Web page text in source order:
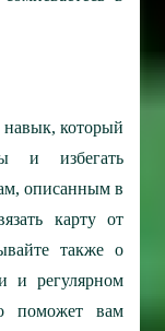
который
и избегать
описанным в
карту от
также о
и регулярном
поможет вам